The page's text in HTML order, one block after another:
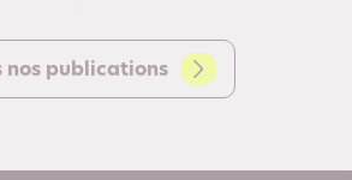
nos publications